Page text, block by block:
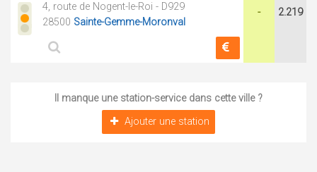
4, route de Nogent-le-Roi - D929
28500 Sainte-Gemme-Moronval
- 2.219
Il manque une station-service dans cette ville ?
Ajouter une station